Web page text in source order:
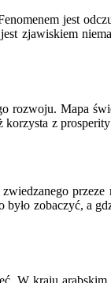
jest
zjawiskiem
rozwoju. Mapa
z
zobaczyć, a